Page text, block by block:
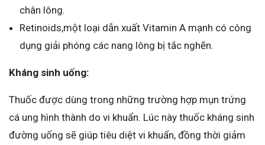
chân lông.
Retinoids,một loại dẫn xuất Vitamin A mạnh có công
dụng giải phóng các nang lông bị tắc nghẽn.
Kháng sinh uống:
Thuốc được dùng trong những trường hợp mụn trứng
cá ung hình thành do vi khuẩn. Lúc này thuốc kháng sinh
đường uống sẽ giúp tiêu diệt vi khuẩn, đồng thời giảm